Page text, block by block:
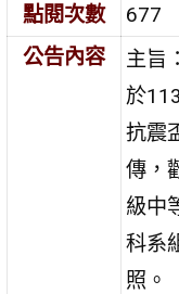
點閱次數
677
公告內容
主旨
於
抗震
傳，
級中
科系
照。